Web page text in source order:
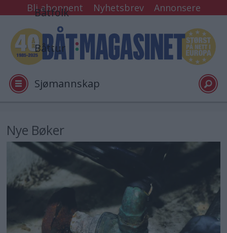
Bli abonnent Nyhetsbrev Annonsere
Båtfolk
Båttur
Sjømannskap
Arkiv
Video
Logg inn
Nye Bøker